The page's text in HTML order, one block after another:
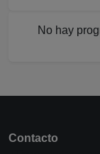
No hay
Contacto